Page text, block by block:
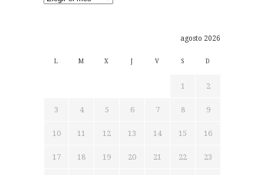
agosto 2026
L M X J V S D
1 2
3 4 5 6 7 8 9
10 11 12 13 14 15 16
17 18 19 20 21 22 23